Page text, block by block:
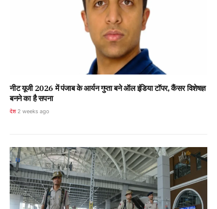
नीट यूजी 2026 में पंजाब के आर्यन गुप्ता बने ऑल इंडिया टॉपर, कैंसर विशेषज्ञ
बनने का है सपना
देश 2 weeks ago